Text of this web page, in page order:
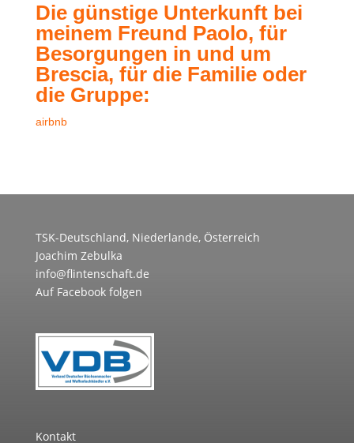
Die günstige Unterkunft bei
meinem Freund Paolo, für
Besorgungen in und um
Brescia, für die Familie oder
die Gruppe:
airbnb
TSK-Deutschland, Niederlande, Österreich
Joachim Zebulka
info@flintenschaft.de
Auf Facebook folgen
Kontakt